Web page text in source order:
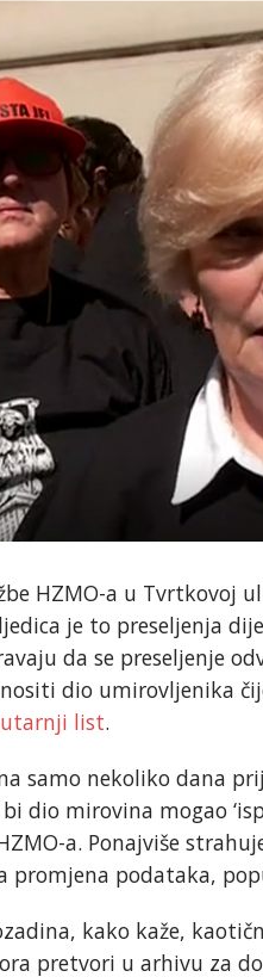
HZMO-a u Tvrtkovoj
je to preseljenja
da se preseljenje
dio umirovljenika
list.
samo nekoliko dana
dio mirovina mogao
a. Ponajviše
promjena podataka,
kako kaže,
pretvori u arhivu za